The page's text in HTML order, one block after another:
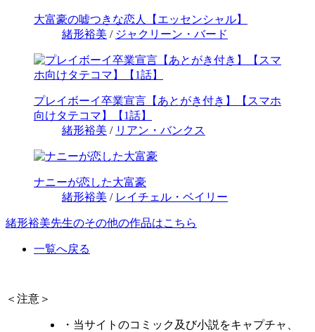
大富豪の嘘つきな恋人【エッセンシャル】
緒形裕美 / ジャクリーン・バード
プレイボーイ卒業宣言【あとがき付き】【スマホ
向けタテコマ】【1話】
緒形裕美 / リアン・バンクス
ナニーが恋した大富豪
緒形裕美 / レイチェル・ベイリー
緒形裕美先生のその他の作品はこちら
一覧へ戻る
＜注意＞
・当サイトのコミック及び小説をキャプチャ、